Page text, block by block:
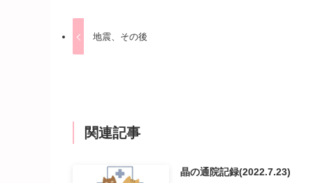
地震、その後
関連記事
晶の通院記録(2022.7.23)